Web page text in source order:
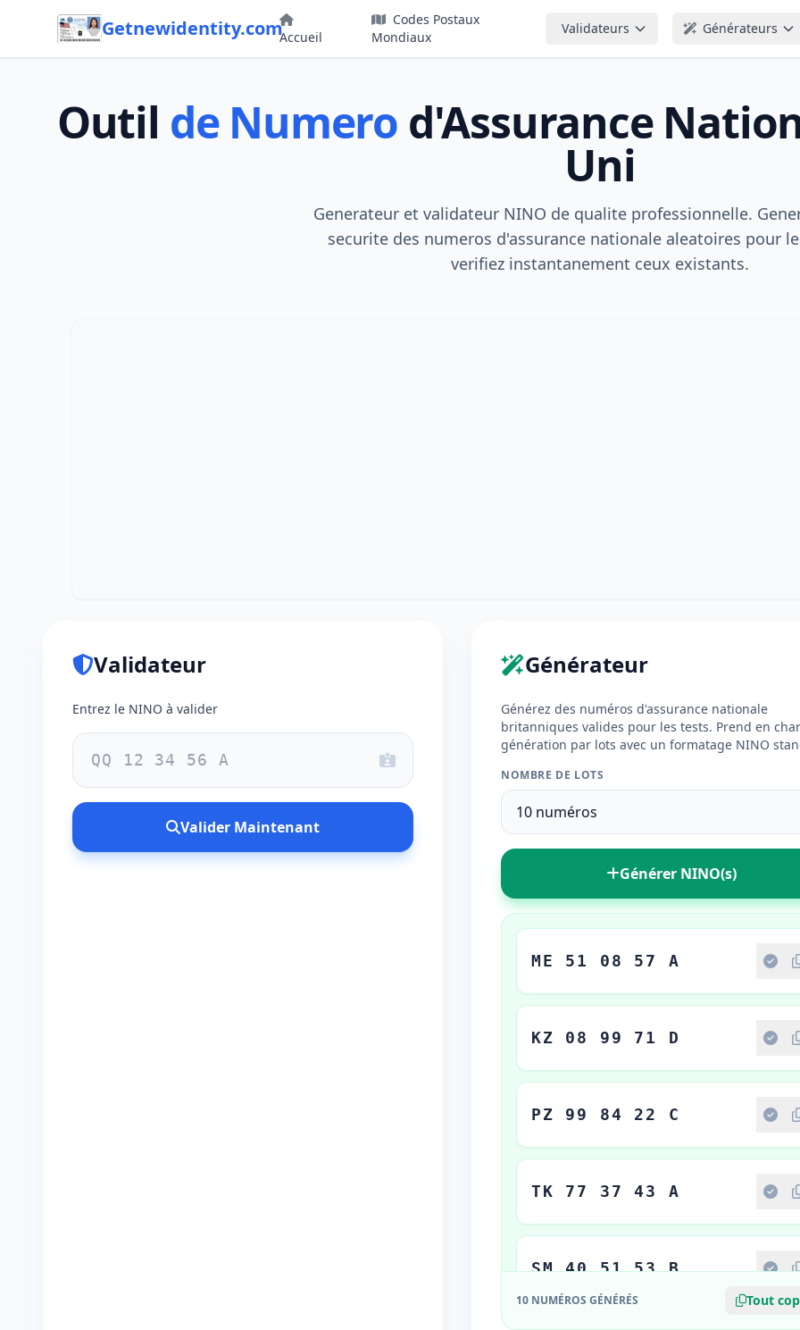
Passer au contenu
Getnewidentity.comAccueil
Codes Postaux
Mondiaux
Validateurs Générateurs
Outil de Numero d'Assurance
Uni
Generateur et validateur NINO de qualite professionnelle.
securite des numeros d'assurance nationale aleatoires pour
verifiez instantanement ceux existants.
Validateur
Entrez le NINO à valider
Valider Maintenant
Générateur
Générez des numéros d'assurance nationale
britanniques valides pour les tests. Prend en
génération par lots avec un formatage NINO
NOMBRE DE LOTS
Générer NINO(s)
ME 51 08 57 A
KZ 08 99 71 D
PZ 99 84 22 C
TK 77 37 43 A
SM 40 51 53 B
10 NUMÉROS GÉNÉRÉS Tout